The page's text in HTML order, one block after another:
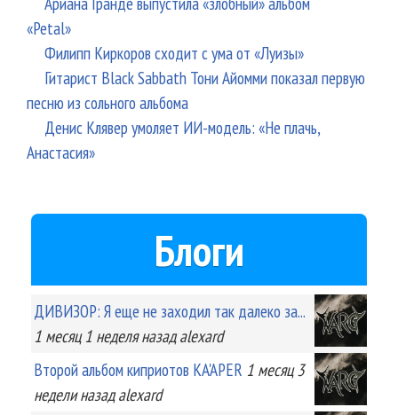
«Petal»
Филипп Киркоров сходит с ума от «Луизы»
Гитарист Black Sabbath Тони Айомми показал первую
песню из сольного альбома
Денис Клявер умоляет ИИ-модель: «Не плачь,
Анастасия»
Блоги
ДИВИЗОР: Я еще не заходил так далеко за...
1 месяц 1 неделяназад alexard
Второй альбом киприотов KA'APER 1 месяц 3
неделиназад alexard